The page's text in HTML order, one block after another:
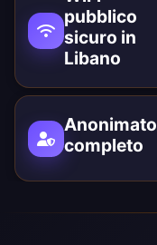
pubblico
sicuro in
Libano
Anonimato
completo